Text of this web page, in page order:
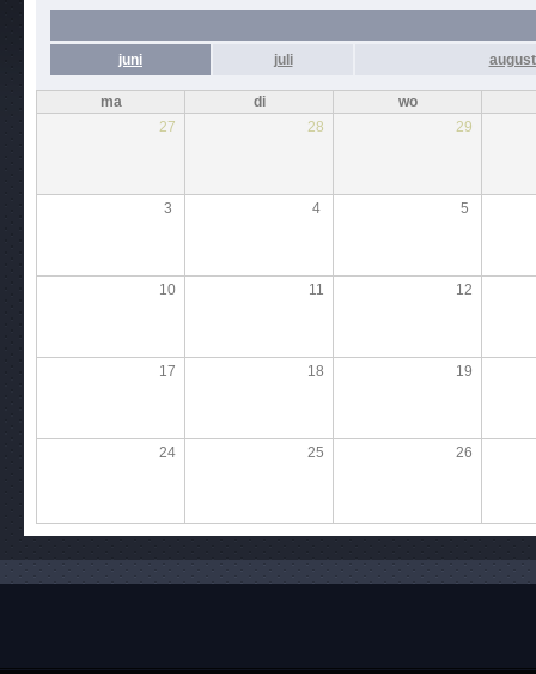
juni juli
ma di
wo
27
28 29
3 4 5
10 11 12
17 18 19
24 25 26